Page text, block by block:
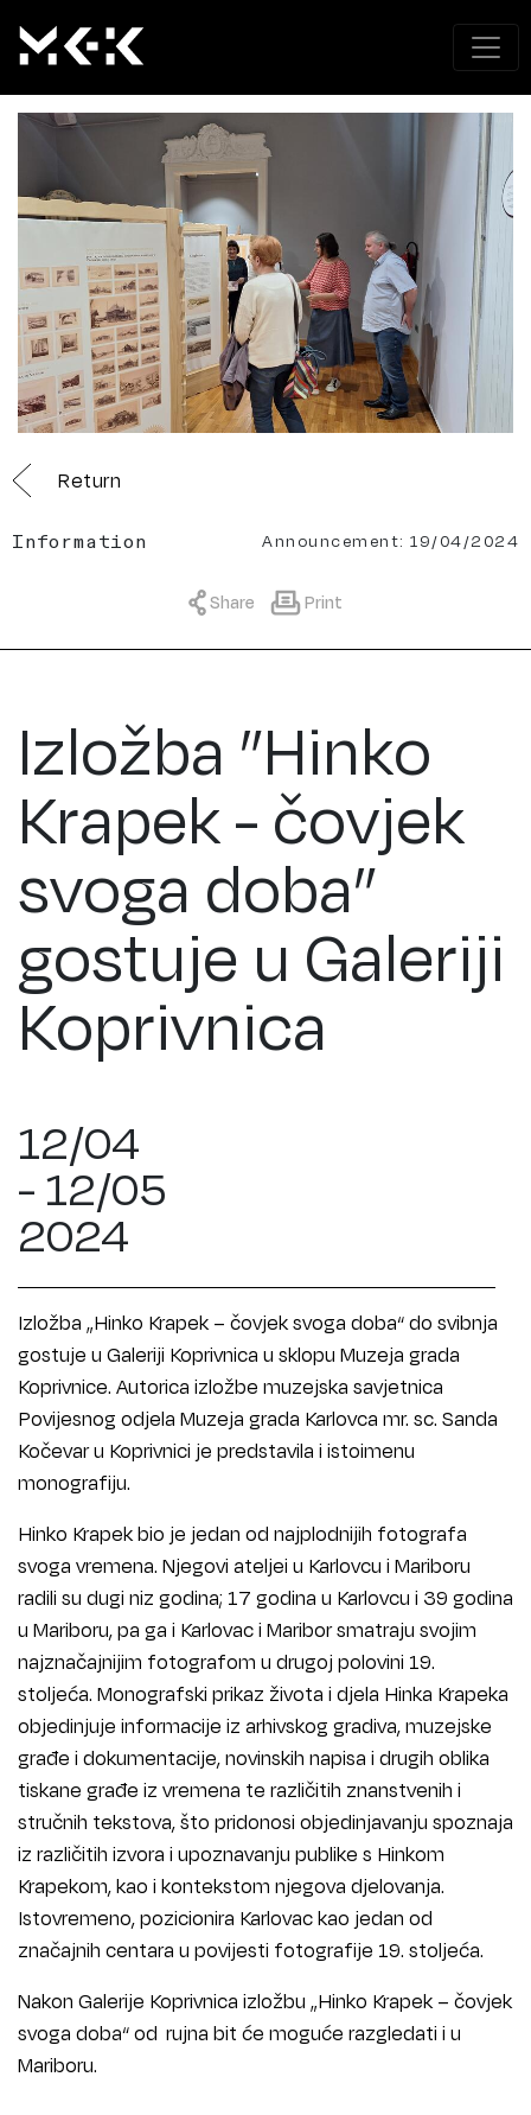
Return
Information Announcement: 19/04/2024
Share Print
Izložba ”Hinko
Krapek - čovjek
svoga doba”
gostuje u Galeriji
Koprivnica
12/04
- 12/05
2024
Izložba „Hinko Krapek – čovjek svoga doba“ do svibnja
gostuje u Galeriji Koprivnica u sklopu Muzeja grada
Koprivnice. Autorica izložbe muzejska savjetnica
Povijesnog odjela Muzeja grada Karlovca mr. sc. Sanda
Kočevar u Koprivnici je predstavila i istoimenu
monografiju.
Hinko Krapek bio je jedan od najplodnijih fotografa
svoga vremena. Njegovi ateljei u Karlovcu i Mariboru
radili su dugi niz godina; 17 godina u Karlovcu i 39 godina
u Mariboru, pa ga i Karlovac i Maribor smatraju svojim
najznačajnijim fotografom u drugoj polovini 19.
stoljeća. Monografski prikaz života i djela Hinka Krapeka
objedinjuje informacije iz arhivskog gradiva, muzejske
građe i dokumentacije, novinskih napisa i drugih oblika
tiskane građe iz vremena te različitih znanstvenih i
stručnih tekstova, što pridonosi objedinjavanju spoznaja
iz različitih izvora i upoznavanju publike s Hinkom
Krapekom, kao i kontekstom njegova djelovanja.
Istovremeno, pozicionira Karlovac kao jedan od
značajnih centara u povijesti fotografije 19. stoljeća.
Nakon Galerije Koprivnica izložbu „Hinko Krapek – čovjek
svoga doba“ od rujna bit će moguće razgledati i u
Mariboru.